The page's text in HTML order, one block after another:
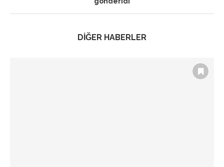
DİĞER HABERLER